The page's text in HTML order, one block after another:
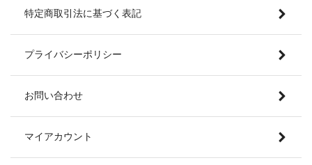
特定商取引法に基づく表記
プライバシーポリシー
お問い合わせ
マイアカウント